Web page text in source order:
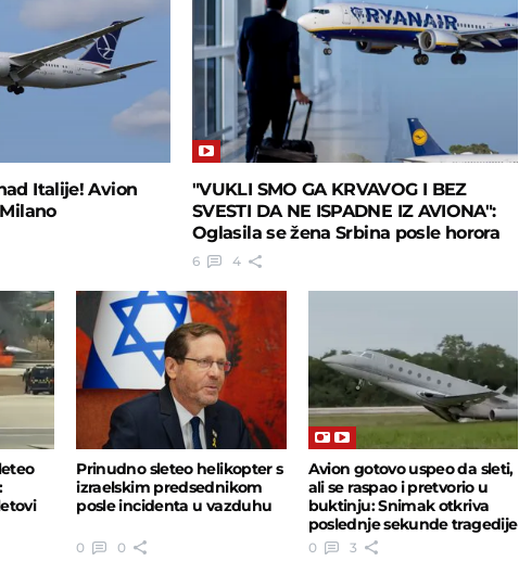
Italije! Avion
"VUKLI SMO GA KRVAVOG I BEZ
SVESTI DA NE ISPADNE IZ AVIONA":
Oglasila se žena Srbina posle horora
na letu
6 4
Prinudno sleteo helikopter s
izraelskim predsednikom
posle incidenta u vazduhu
0 0
Avion gotovo uspeo da sleti,
ali se raspao i pretvorio u
buktinju: Snimak otkriva
poslednje sekunde tragedije
0 3